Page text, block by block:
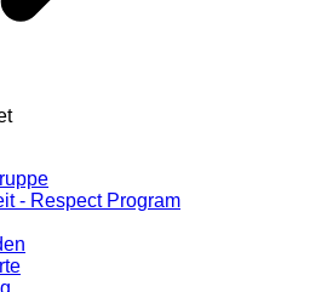
- Respect Program